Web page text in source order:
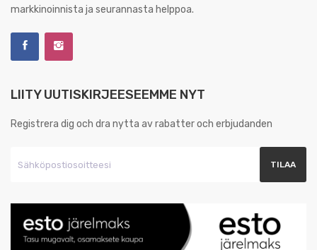
markkinoinnista ja seurannasta helppoa.
LIITY UUTISKIRJEESEEMME NYT
Registrera dig och dra nytta av rabatter och erbjudanden